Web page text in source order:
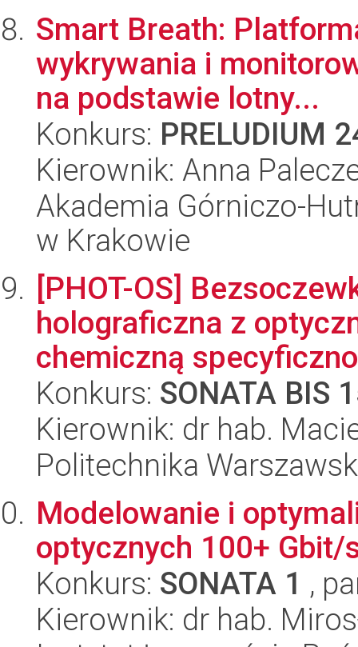
Smart Breath:
wykrywania i
na podstawie lotny...
Konkurs: PRELUDIUM
Kierownik: Anna
Akademia Górniczo-
w Krakowie
[PHOT-OS]
holograficzna z
chemiczną
Konkurs: SONATA BIS
Kierownik: dr hab.
Politechnika
Modelowanie i
optycznych 100+ Gbit/
Konkurs: SONATA 1 ,
Kierownik: dr hab.